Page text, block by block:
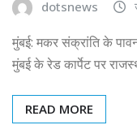
dotsnews
मुंबई: मकर संक्रांति के
मुंबई के रेड कार्पेट पर
READ MORE